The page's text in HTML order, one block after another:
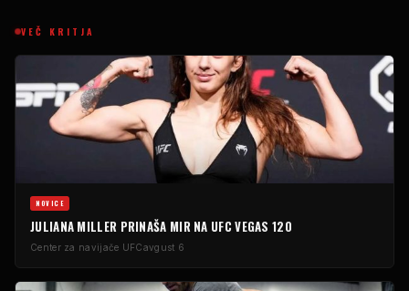
VEČ KRITJA
NOVICE
JULIANA MILLER PRINAŠA MIR NA UFC VEGAS 120
Center za navijače UFCavgust 6